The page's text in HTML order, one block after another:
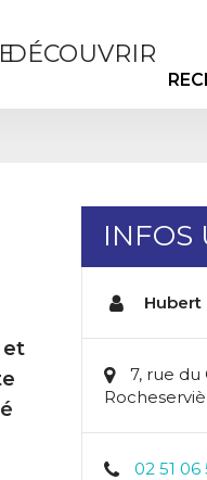
DÉCOUVRIR
et
INFOS
Hubert
7, rue du
02 51 06